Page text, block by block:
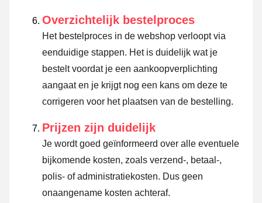
Overzichtelijk bestelproces
Het bestelproces in de webshop verloopt via
eenduidige stappen. Het is duidelijk wat je
bestelt voordat je een aankoopverplichting
aangaat en je krijgt nog een kans om deze te
corrigeren voor het plaatsen van de bestelling.
Prijzen zijn duidelijk
Je wordt goed geïnformeerd over alle eventuele
bijkomende kosten, zoals verzend-, betaal-,
polis- of administratiekosten. Dus geen
onaangename kosten achteraf.